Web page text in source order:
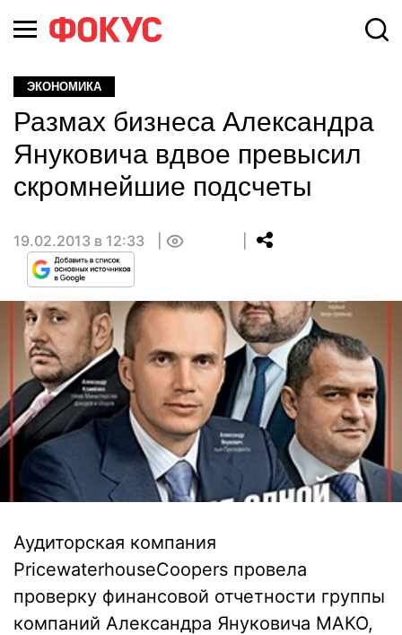
ЭКОНОМИКА
Размах бизнеса Александра
Януковича вдвое превысил
скромнейшие подсчеты
19.02.2013 в 12:33
Аудиторская компания
PricewaterhouseCoopers провела
проверку финансовой отчетности группы
компаний Александра Януковича МАКО,